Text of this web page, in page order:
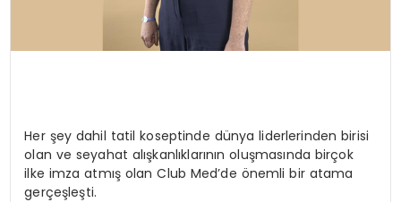
Her şey dahil tatil koseptinde dünya liderlerinden birisi
olan ve seyahat alışkanlıklarının oluşmasında birçok
ilke imza atmış olan Club Med’de önemli bir atama
gerçeşleşti.